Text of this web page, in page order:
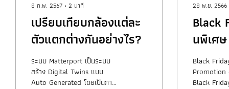
8 ก.พ. 2567 ∙ 2 นาที
เปรียบเทียบกล้องแต่ละ
ตัวแตกต่างกันอย่างไร?
ระบบ Matterport เป็นระบบ
สร้าง Digital Twins แบบ
Auto Generated โดยเป็นการ
28 พ.ย. 2566
Black
นพิเศ
Black
Black